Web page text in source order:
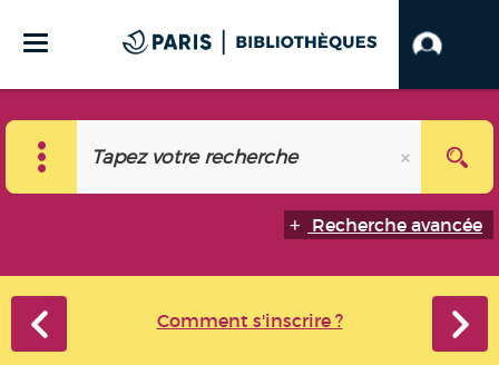
Recherche avancée
Comment s'inscrire ?